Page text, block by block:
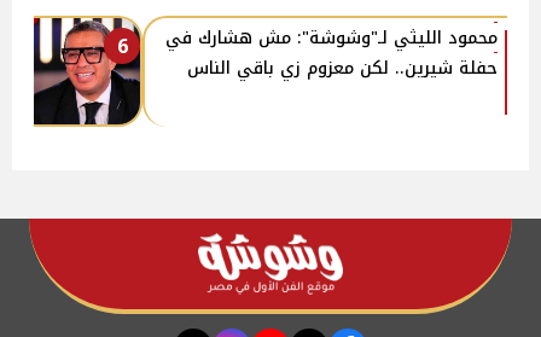
6
محمود الليثي لـ"وشوشة": مش هشارك في
حفلة شيرين.. لكن معزوم زي باقي الناس